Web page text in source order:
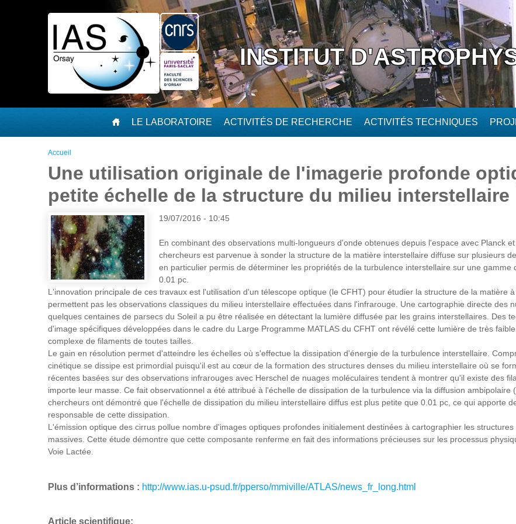
INSTITUT
LE LABORATOIRE ACTIVITÉS DE RECHERCHE ACTIVITÉS TECHNIQUES
Vous êtes ici
Accueil
Une utilisation originale de l'imagerie profonde
petite échelle de la structure du milieu interstellaire
19/07/2016 - 10:45
En combinant des observations multi-longueurs d'onde obtenues depuis l'espace avec Planck
chercheurs est parvenue à sonder la structure de la matière interstellaire diffuse sur plusieurs
en particulier permis de déterminer les propriétés de la turbulence interstellaire sur une
0.01 pc.
L'innovation principale de ces travaux est l'utilisation d'un télescope optique (le CFHT) pour étudier la structure de la matière
permettent pas les observations classiques du milieu interstellaire effectuées dans l'infrarouge. Une cartographie directe des
quelques centaines de parsecs du Soleil a pu être réalisée en détectant la lumière diffusée par les grains interstellaires. Des
d'image spécifiques développées dans le cadre du Large Programme MATLAS du CFHT ont révélé cette lumière de très
complexe de filaments de toutes tailles.
Le gain en résolution permet d'atteindre les échelles où s'effectue la dissipation d'énergie de la turbulence interstellaire.
cinétique se dissipe est primordial puisqu'il est au cœur de la formation des structures denses du milieu interstellaire où se
récentes basées sur des observations infrarouges avec Herschel de nuages moléculaires tendent à montrer qu'il existe des
importe leur masse. Ce fait observationnel a été attribué à l'échelle de dissipation de la turbulence via la diffusion
chercheurs ont démontré que l'échelle de dissipation du milieu interstellaire diffus est plus petite que 0.01 pc, ce qui apporte
responsable de cette dissipation.
L'émission optique des cirrus pollue nombre d'images optiques profondes initialement destinées à cartographier les
massives. Cette étude démontre que cette composante renferme en fait des informations précieuses sur les processus
Voie Lactée.
Plus d’informations : http://www.ias.u-psud.fr/pperso/mmiville/ATLAS/news_fr_long.html
Article scientifique: